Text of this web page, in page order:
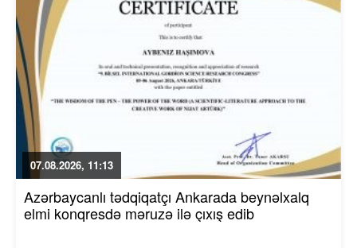
07.08.2026, 11:13
Azərbaycanlı tədqiqatçı Ankarada beynəlxalq
elmi konqresdə məruzə ilə çıxış edib